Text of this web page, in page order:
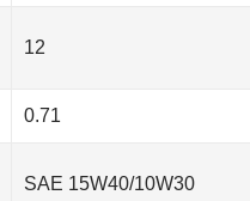
12
0.71
SAE 15W40/10W30